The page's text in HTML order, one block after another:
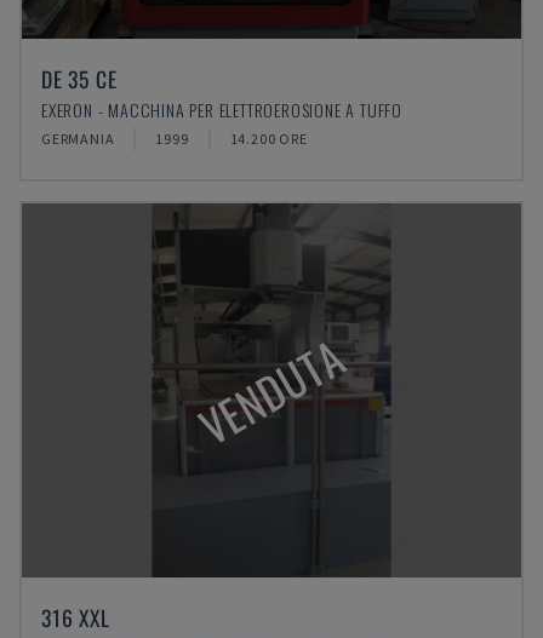
DE 35 CE
EXERON - MACCHINA PER ELETTROEROSIONE A TUFFO
GERMANIA 1999 14.200 ORE
VENDUTA
316 XXL